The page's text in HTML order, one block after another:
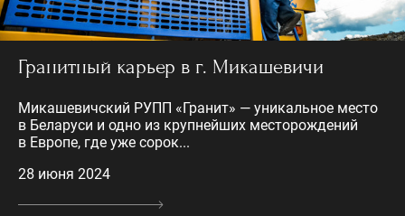
Гранитный карьер в г. Микашевичи
Микашевичский РУПП «Гранит» — уникальное место
в Беларуси и одно из крупнейших месторождений
в Европе, где уже сорок...
28 июня 2024